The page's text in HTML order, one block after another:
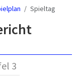
Spieltag
3